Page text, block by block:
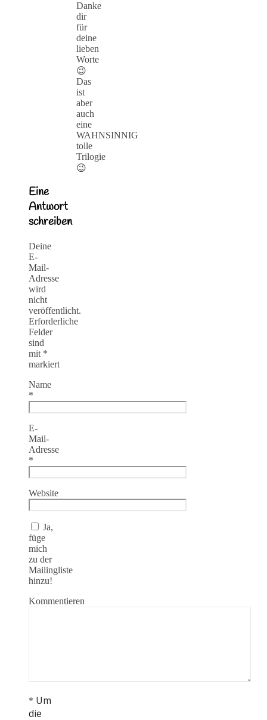
Danke
dir
für
deine
lieben
Worte
😉
Das
ist
aber
auch
eine
WAHNSINNIG
tolle
Trilogie
😉
Eine
Antwort
schreiben
Deine
E-
Mail-
Adresse
wird
nicht
veröffentlicht.
Erforderliche
Felder
sind
mit *
markiert
Name
*
E-
Mail-
Adresse
*
Website
Ja,
füge
mich
zu der
Mailingliste
hinzu!
Kommentieren
* Um
die